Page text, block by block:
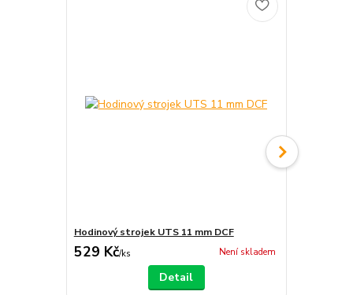
Hodinový strojek UTS 11 mm DCF
529 Kč/ks Není skladem
Detail